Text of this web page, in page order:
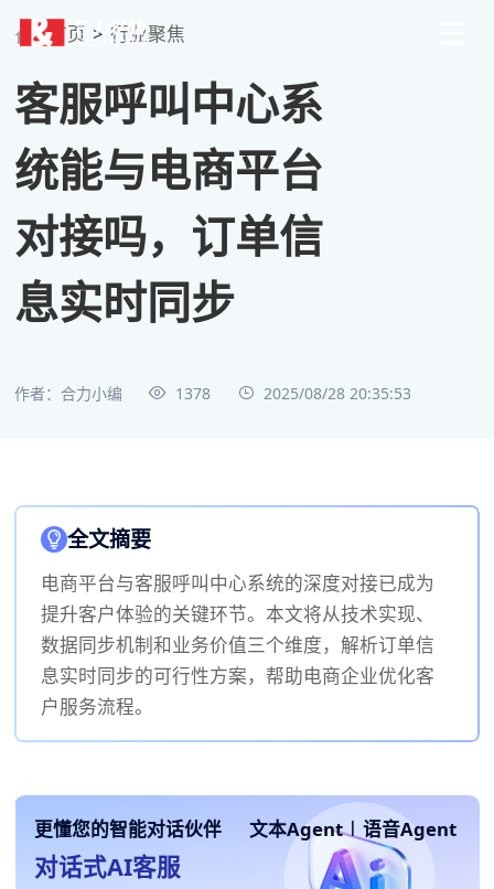
首页 > 行业聚焦
客服呼叫中心系
统能与电商平台
对接吗，订单信
息实时同步
作者：合力小编 1378 2025/08/28 20:35:53
全文摘要
电商平台与客服呼叫中心系统的深度对接已成为
提升客户体验的关键环节。本文将从技术实现、
数据同步机制和业务价值三个维度，解析订单信
息实时同步的可行性方案，帮助电商企业优化客
户服务流程。
更懂您的智能对话伙伴 文本Agent | 语音Agent
对话式AI客服